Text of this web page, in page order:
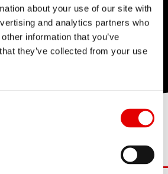
about your use of our site with
and analytics partners who
information that you’ve
they’ve collected from your use
Hybrid MTB LS